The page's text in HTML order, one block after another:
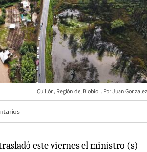
Quillón, Región del Biobío. Juan Gonzalez
este viernes el ministro (s)